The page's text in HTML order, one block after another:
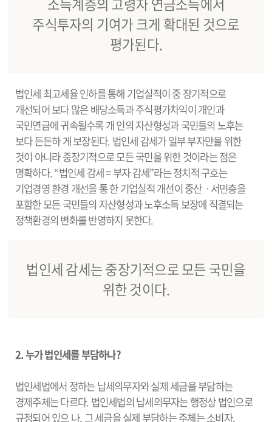
소득계층의 고령자 연금소득에서
주식투자의 기여가 크게 확대된 것으로
평가된다.
법인세 최고세율 인하를 통해 기업실적이 중 장기적으로
개선되어 보다 많은 배당소득과 주식평가차익이 개인과
국민연금에 귀속될수록 개 인의 자산형성과 국민들의 노후는
보다 든든하 게 보장된다. 법인세 감세가 일부 부자만을 위한
것이 아니라 중장기적으로 모든 국민을 위한 것이라는 점은
명확하다. “법인세 감세 = 부자 감세”라는 정치적 구호는
기업경영 환경 개선을 통 한 기업실적 개선이 중산ㆍ서민층을
포함한 모든 국민들의 자산형성과 노후소득 보장에 직결되는
정책환경의 변화를 반영하지 못한다.
법인세 감세는 중장기적으로 모든 국민을
위한 것이다.
2. 누가 법인세를 부담하나?
법인세법에서 정하는 납세의무자와 실제 세금을 부담하는
경제주체는 다르다. 법인세법의 납세의무자는 행정상 법인으로
규정되어 있으 나, 그 세금을 실제 부담하는 주체는 소비자,